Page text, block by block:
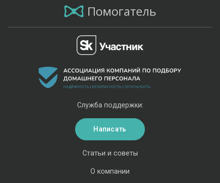
Помогатель
Статьи и советы
О компании
Служба поддержки:
Написать